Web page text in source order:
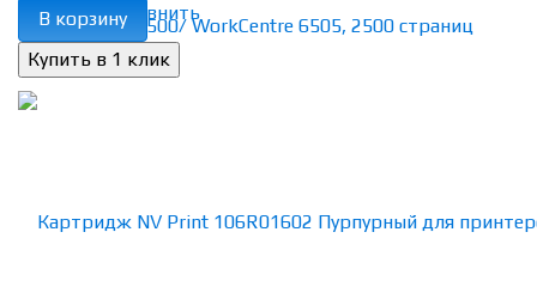
избранное сравнить
В корзину